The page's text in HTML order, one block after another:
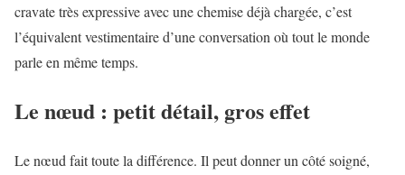
cravate très expressive avec une chemise déjà chargée, c’est
l’équivalent vestimentaire d’une conversation où tout le monde
parle en même temps.
Le nœud : petit détail, gros effet
Le nœud fait toute la différence. Il peut donner un côté soigné,